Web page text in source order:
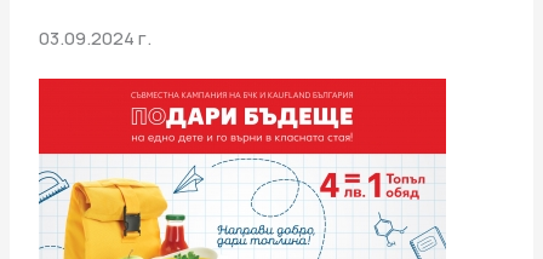
03.09.2024 г.